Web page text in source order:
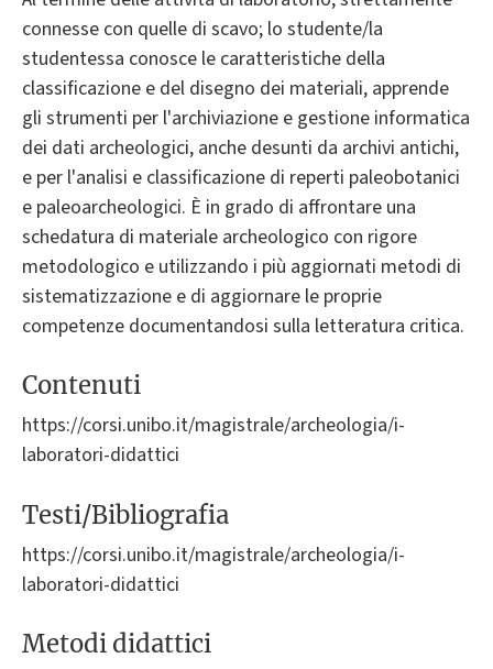
connesse con quelle di scavo; lo studente/la
studentessa conosce le caratteristiche della
classificazione e del disegno dei materiali, apprende
gli strumenti per l'archiviazione e gestione informatica
dei dati archeologici, anche desunti da archivi antichi,
e per l'analisi e classificazione di reperti paleobotanici
e paleoarcheologici. È in grado di affrontare una
schedatura di materiale archeologico con rigore
metodologico e utilizzando i più aggiornati metodi di
sistematizzazione e di aggiornare le proprie
competenze documentandosi sulla letteratura critica.
Contenuti
https://corsi.unibo.it/magistrale/archeologia/i-
laboratori-didattici
Testi/Bibliografia
https://corsi.unibo.it/magistrale/archeologia/i-
laboratori-didattici
Metodi didattici